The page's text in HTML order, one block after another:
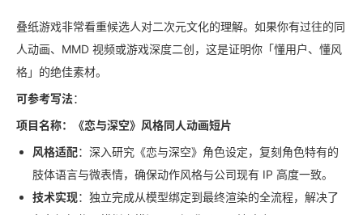
叠纸游戏非常看重候选人对二次元文化的理解。如果你有过往的同
人动画、MMD 视频或游戏深度二创，这是证明你「懂用户、懂风
格」的绝佳素材。
可参考写法：
项目名称：《恋与深空》风格同人动画短片
风格适配：深入研究《恋与深空》角色设定，复刻角色特有的
肢体语言与微表情，确保动作风格与公司现有 IP 高度一致。
技术实现：独立完成从模型绑定到最终渲染的全流程，解决了